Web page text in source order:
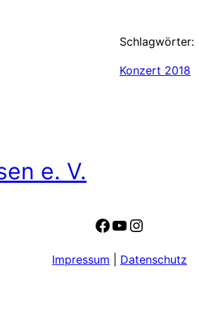
Schlagwörter:
Konzert 2018
e. V.
Facebook
YouTube
Instagram
Impressum Datenschutz